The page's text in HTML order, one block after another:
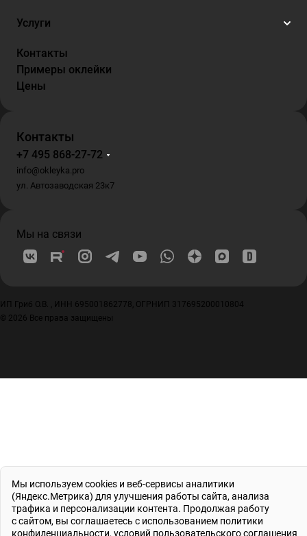
Услуги
Контакты
Примеры оклейки
Цены
Контакты
+7 495 868-27-72
info@okleyka.pro
ул. Автозаводская 23к7
Мы на связи
ИП Гриб О.В. , ИНН 695001862778, ОГРНИП 317695200010804
© 2026 Все права защищены
Мы используем cookies и веб-сервисы аналитики
(Яндекс.Метрика) для улучшения работы сайта, анализа
трафика и персонализации контента. Продолжая работу
с сайтом, вы соглашаетесь с использованием политики
конфиденциальности, условий пользовательского соглашения